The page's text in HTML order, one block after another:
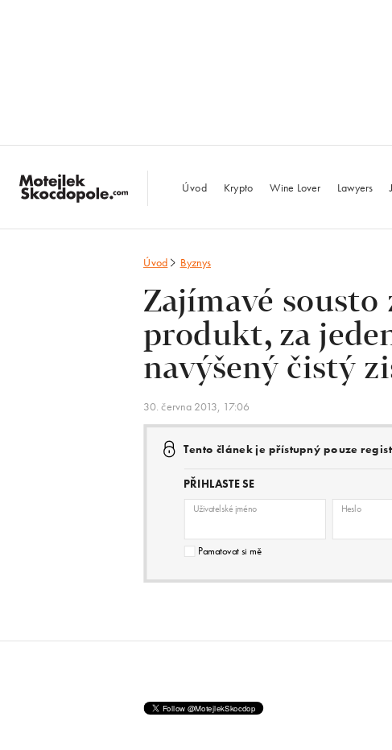
Úvod Krypto Wine Lover Lawyers
Úvod Byznys
Zajímavé sousto
produkt, za
navýšený čistý
30. června 2013, 17:06
Tento článek je přístupný pouze
PŘIHLASTE SE
Uživatelské jméno Heslo
Pamatovat si mě